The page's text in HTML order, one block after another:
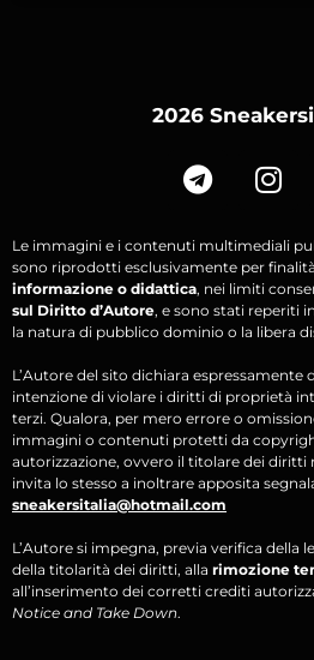
2026
Le immagini e i contenuti multimediali
sono riprodotti esclusivamente per
informazione o didattica, nei limiti
sul Diritto d’Autore, e sono stati reperiti
la natura di pubblico dominio o la libera
L’Autore del sito dichiara espressamente
intenzione di violare i diritti di proprietà
terzi. Qualora, per mero errore o
immagini o contenuti protetti da
autorizzazione, ovvero il titolare dei diritti
invita lo stesso a inoltrare apposita
sneakersitalia@hotmail.com
L’Autore si impegna, previa verifica della
della titolarità dei diritti, alla rimozione
all’inserimento dei corretti crediti
Notice and Take Down.